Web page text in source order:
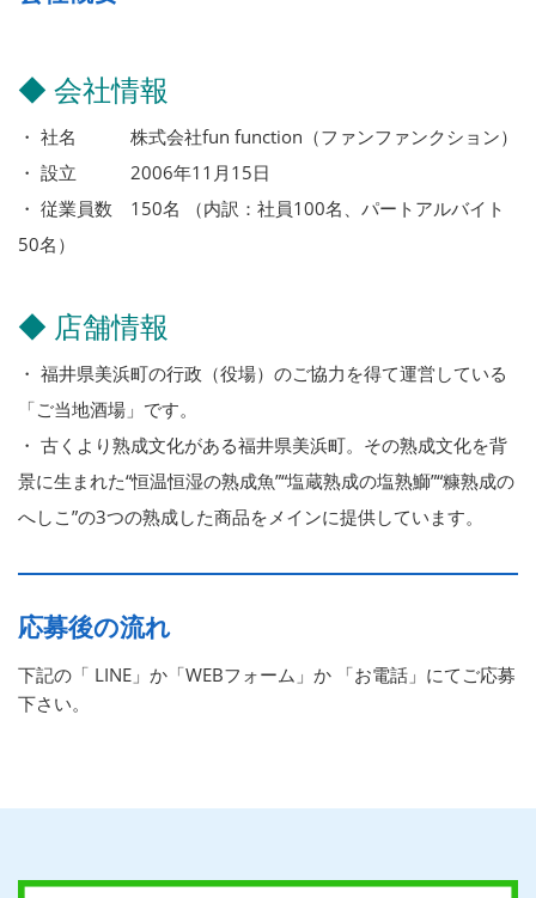
◆ 会社情報
・ 社名 株式会社fun function（ファンファンクション）
・ 設立 2006年11月15日
・ 従業員数 150名 （内訳：社員100名、パートアルバイト
50名）
◆ 店舗情報
・ 福井県美浜町の行政（役場）のご協力を得て運営している
「ご当地酒場」です。
・ 古くより熟成文化がある福井県美浜町。その熟成文化を背
景に生まれた“恒温恒湿の熟成魚”“塩蔵熟成の塩熟鰤”“糠熟成の
へしこ”の3つの熟成した商品をメインに提供しています。
応募後の流れ
下記の「 LINE」か「WEBフォーム」か 「お電話」にてご応募
下さい。